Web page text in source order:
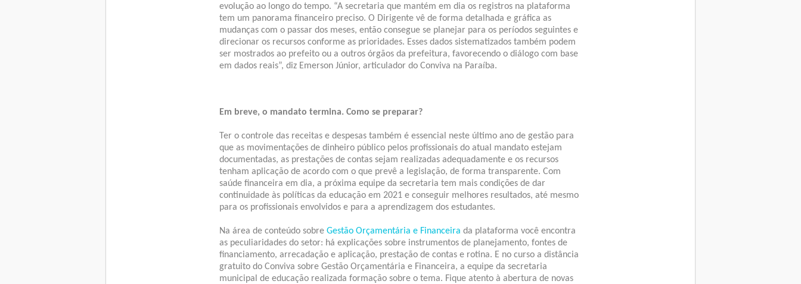
evolução ao longo do tempo. “A secretaria que mantém em dia os registros na plataforma
tem um panorama financeiro preciso. O Dirigente vê de forma detalhada e gráfica as
mudanças com o passar dos meses, então consegue se planejar para os períodos seguintes e
direcionar os recursos conforme as prioridades. Esses dados sistematizados também podem
ser mostrados ao prefeito ou a outros órgãos da prefeitura, favorecendo o diálogo com base
em dados reais”, diz Emerson Júnior, articulador do Conviva na Paraíba.
Em breve, o mandato termina. Como se preparar?
Ter o controle das receitas e despesas também é essencial neste último ano de gestão para
que as movimentações de dinheiro público pelos profissionais do atual mandato estejam
documentadas, as prestações de contas sejam realizadas adequadamente e os recursos
tenham aplicação de acordo com o que prevê a legislação, de forma transparente. Com
saúde financeira em dia, a próxima equipe da secretaria tem mais condições de dar
continuidade às políticas da educação em 2021 e conseguir melhores resultados, até mesmo
para os profissionais envolvidos e para a aprendizagem dos estudantes.
Na área de conteúdo sobre Gestão Orçamentária e Financeira da plataforma você encontra
as peculiaridades do setor: há explicações sobre instrumentos de planejamento, fontes de
financiamento, arrecadação e aplicação, prestação de contas e rotina. E no curso a distância
gratuito do Conviva sobre Gestão Orçamentária e Financeira, a equipe da secretaria
municipal de educação realizada formação sobre o tema. Fique atento à abertura de novas